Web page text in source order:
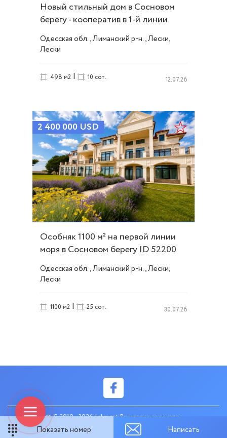
Новый стильный дом в Сосновом
берегу - кооператив в 1-й линии
моря. ID 52369
Одесская обл., Лиманский р-н., Лески,
Лески
498 м2 | 10 сот. 12.07.26
2 400 000 USD
Особняк 1100 м² на первой линии
моря в Сосновом берегу ID 52200
Одесская обл., Лиманский р-н., Лески,
Лески
1100 м2 | 25 сот. 30.07.26
Показать номер Написать
© C 2010 - 2026 Inler.net Все права защищены
created by web-systems.solutions